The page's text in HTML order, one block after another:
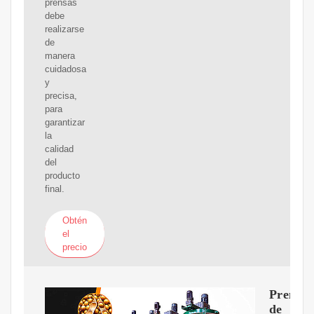
prensas
debe
realizarse
de
manera
cuidadosa
y
precisa,
para
garantizar
la
calidad
del
producto
final.
Obtén
el
precio
Prensas
de